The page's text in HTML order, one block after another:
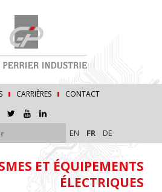
CARRIÈRES CONTACT
EN FR DE
ET ÉQUIPEMENTS
ÉLECTRIQUES